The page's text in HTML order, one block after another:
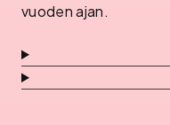
vuoden ajan.